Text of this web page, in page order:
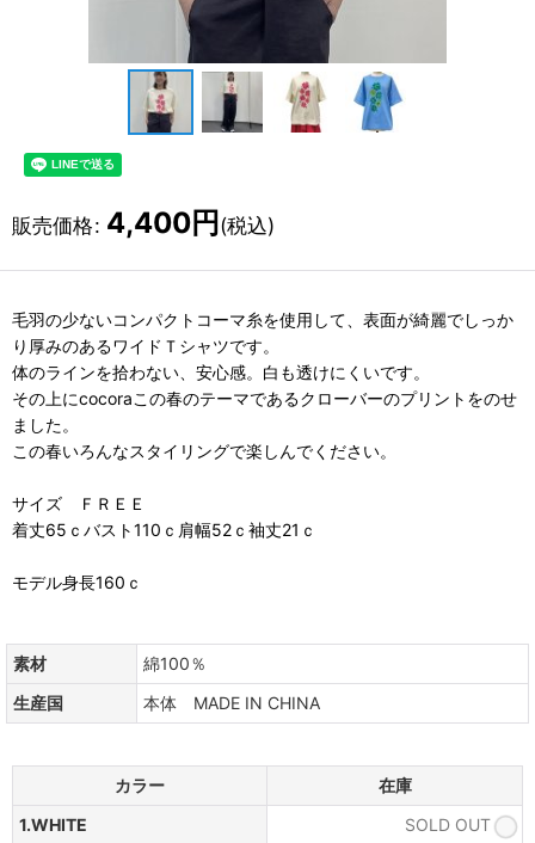
販売価格: 4,400円 (税込)
毛羽の少ないコンパクトコーマ糸を使用して、表面が綺麗でしっか
り厚みのあるワイドＴシャツです。
体のラインを拾わない、安心感。白も透けにくいです。
その上にcocoraこの春のテーマであるクローバーのプリントをのせ
ました。
この春いろんなスタイリングで楽しんでください。
サイズ ＦＲＥＥ
着丈65ｃバスト110ｃ肩幅52ｃ袖丈21ｃ
モデル身長160ｃ
素材
綿100％
生産国
本体 MADE IN CHINA
カラー
在庫
1.WHITE
SOLD OUT